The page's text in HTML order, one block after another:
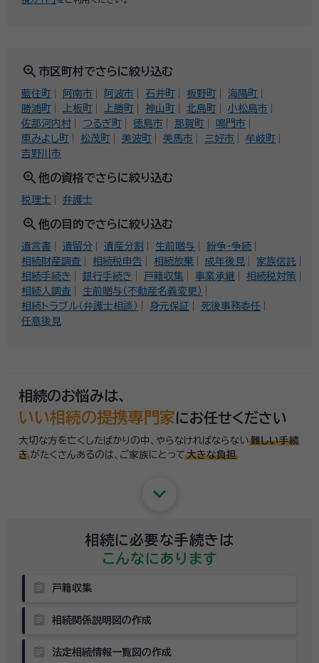
zoom_in 市区町村でさらに絞り込む
藍住町 阿南市 阿波市 石井町 板野町
海陽町
勝浦町
上板町 上勝町 神山町 北島町
小松島市
佐那河内村
つるぎ町 徳島市 那賀町
鳴門市
東みよし町
松茂町 美波町 美馬市 三好市
牟岐町
吉野川市
zoom_in 他の資格でさらに絞り込む
税理士 弁護士
zoom_in 他の目的でさらに絞り込む
遺言書 遺留分 遺産分割 生前贈与
紛争・争続
相続財産調査
相続税申告 相続放棄 成年後見
家族信託
相続手続き
銀行手続き 戸籍収集 事業承継
相続税対策
相続人調査
生前贈与（不動産名義変更）
相続トラブル（弁護士相談）
身元保証
死後事務委任
任意後見
相続のお悩みは、
いい相続の提携専門家にお任せください
大切な方を亡くしたばかりの中、やらなければならない 難しい手続
き がたくさんあるのは、 ご家族にとって 大きな負担
keyboard_arrow_down
相続に必要な手続きは
こんなにあります
戸籍収集
相続関係説明図の作成
法定相続情報一覧図の作成